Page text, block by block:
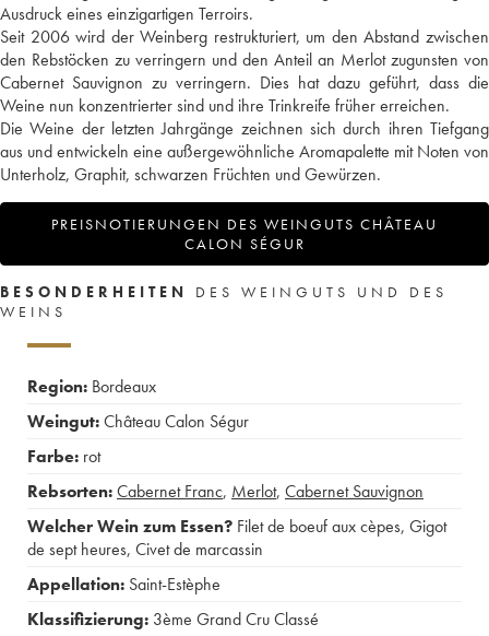
Ausdruck eines einzigartigen Terroirs.
Seit 2006 wird der Weinberg restrukturiert, um den Abstand zwischen
den Rebstöcken zu verringern und den Anteil an Merlot zugunsten von
Cabernet Sauvignon zu verringern. Dies hat dazu geführt, dass die
Weine nun konzentrierter sind und ihre Trinkreife früher erreichen.
Die Weine der letzten Jahrgänge zeichnen sich durch ihren Tiefgang
aus und entwickeln eine außergewöhnliche Aromapalette mit Noten von
Unterholz, Graphit, schwarzen Früchten und Gewürzen.
PREISNOTIERUNGEN DES WEINGUTS CHÂTEAU
CALON SÉGUR
BESONDERHEITEN
DES WEINGUTS UND DES
WEINS
Region: Bordeaux
Weingut:Château Calon Ségur
Farbe: rot
Rebsorten:Cabernet Franc, Merlot, Cabernet Sauvignon
Welcher Wein zum Essen? Filet de boeuf aux cèpes, Gigot
de sept heures, Civet de marcassin
Appellation: Saint-Estèphe
Klassifizierung: 3ème Grand Cru Classé